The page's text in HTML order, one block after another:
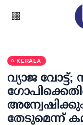
KERALA
വ്യാജ
തേടുമെന്ന്